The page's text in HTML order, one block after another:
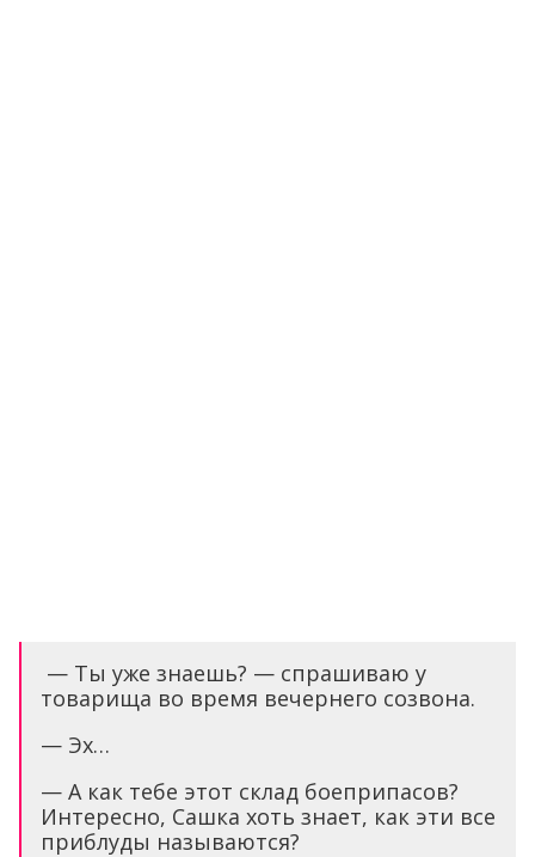
— Ты уже знаешь? — спрашиваю у
товарища во время вечернего созвона.
— Эх…
— А как тебе этот склад боеприпасов?
Интересно, Сашка хоть знает, как эти все
приблуды называются?